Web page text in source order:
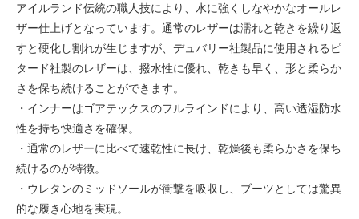
アイルランド伝統の職人技により、水に強くしなやかなオールレ
ザー仕上げとなっています。通常のレザーは濡れと乾きを繰り返
すと硬化し割れが生じますが、デュバリー社製品に使用されるピ
タード社製のレザーは、撥水性に優れ、乾きも早く、形と柔らか
さを保ち続けることができます。
・インナーはゴアテックスのフルラインドにより、高い透湿防水
性を持ち快適さを確保。
・通常のレザーに比べて速乾性に長け、乾燥後も柔らかさを保ち
続けるのが特徴。
・ウレタンのミッドソールが衝撃を吸収し、ブーツとしては驚異
的な履き心地を実現。